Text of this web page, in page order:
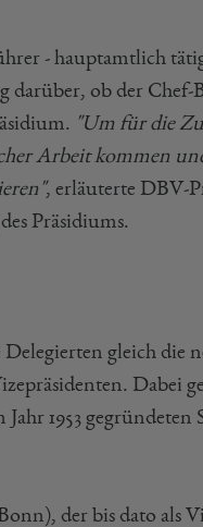
- hauptamtlich
darüber, ob der Chef-
"Um für die
Arbeit kommen
, erläuterte DBV-
Präsidiums.
gleich die
Dabei
1953 gegründeten
der bis dato als